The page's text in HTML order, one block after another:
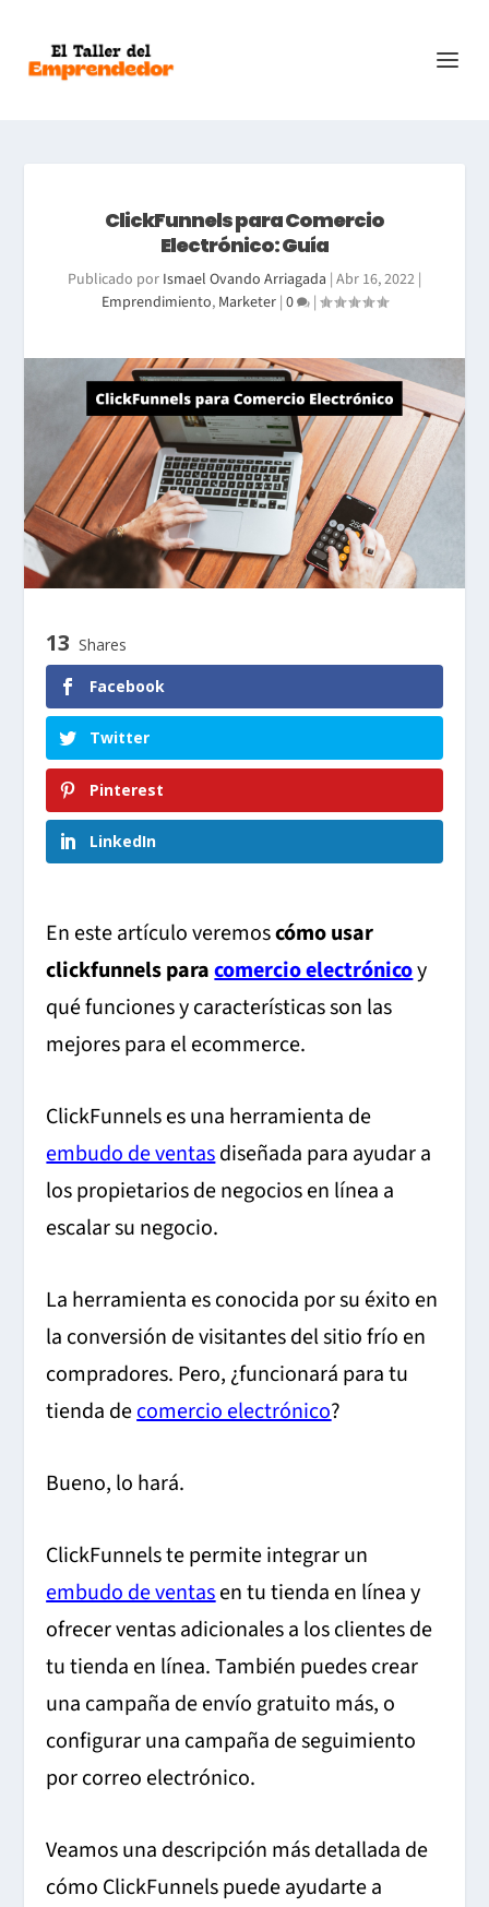
ClickFunnels para Comercio
Electrónico: Guía
Publicado por Ismael Ovando Arriagada | Abr 16, 2022 |
Emprendimiento, Marketer | 0 |
13 Shares
Facebook
Twitter
Pinterest
LinkedIn
En este artículo veremoscómo usar
clickfunnels paracomercio electrónicoy
qué funciones y características son las
mejores para el ecommerce.
ClickFunnels es una herramienta de
embudo de ventasdiseñada para ayudar a
los propietarios de negocios en línea a
escalar su negocio.
La herramienta es conocida por su éxito en
la conversión de visitantes del sitio frío en
compradores. Pero, ¿funcionará para tu
tienda decomercio electrónico?
Bueno, lo hará.
ClickFunnels te permite integrar un
embudo de ventasen tu tienda en línea y
ofrecer ventas adicionales a los clientes de
tu tienda en línea. También puedes crear
una campaña de envío gratuito más, o
configurar una campaña de seguimiento
por correo electrónico.
Veamos una descripción más detallada de
cómo ClickFunnels puede ayudarte a